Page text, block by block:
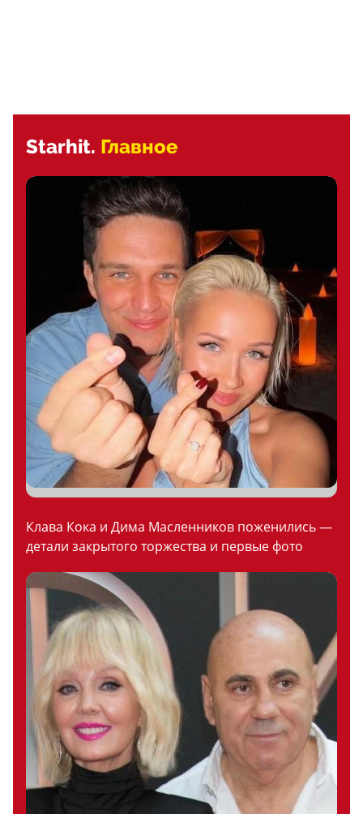
Starhit. Главное
Клава Кока и Дима Масленников поженились —
детали закрытого торжества и первые фото